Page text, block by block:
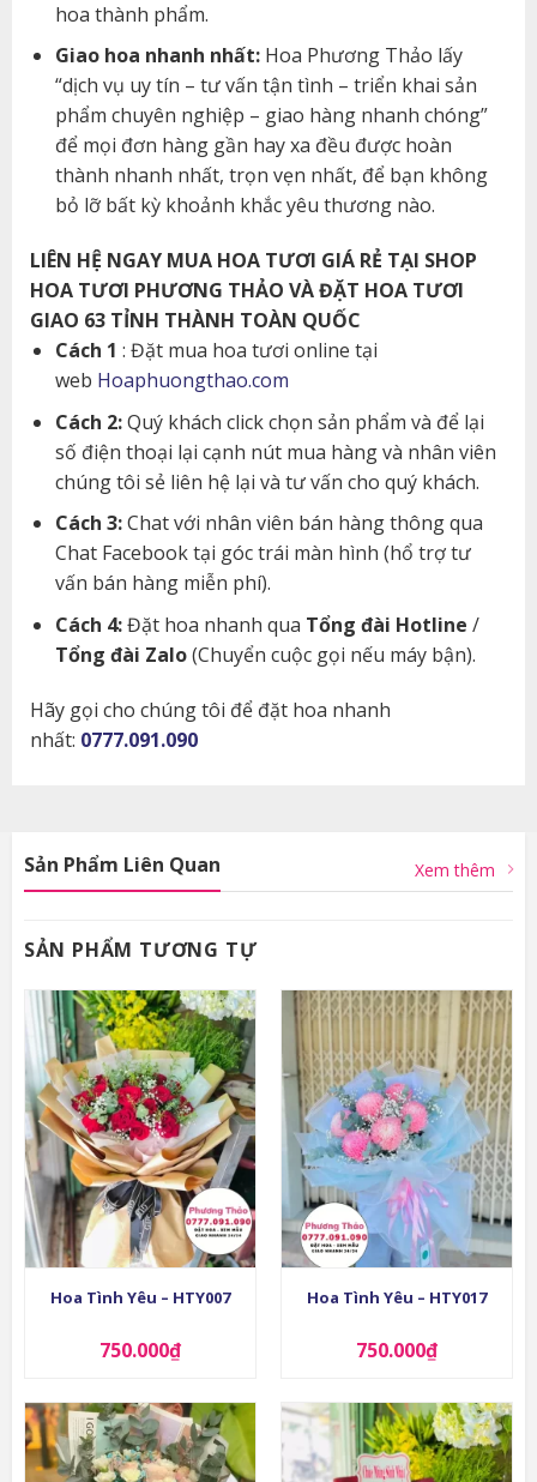
hoa thành phẩm.
Giao hoa nhanh nhất:Hoa Phương Thảo lấy
“dịch vụ uy tín – tư vấn tận tình – triển khai sản
phẩm chuyên nghiệp – giao hàng nhanh chóng”
để mọi đơn hàng gần hay xa đều được hoàn
thành nhanh nhất, trọn vẹn nhất, để bạn không
bỏ lỡ bất kỳ khoảnh khắc yêu thương nào.
LIÊN HỆ NGAY MUA HOA TƯƠI GIÁ RẺ TẠI SHOP
HOA TƯƠI PHƯƠNG THẢO VÀ ĐẶT HOA TƯƠI
GIAO 63 TỈNH THÀNH TOÀN QUỐC
Cách 1 : Đặt mua hoa tươi online tại
web Hoaphuongthao.com
Cách 2:Quý khách click chọn sản phẩm và để lại
số điện thoại lại cạnh nút mua hàng và nhân viên
chúng tôi sẻ liên hệ lại và tư vấn cho quý khách.
Cách 3:Chat với nhân viên bán hàng thông qua
Chat Facebook tại góc trái màn hình (hổ trợ tư
vấn bán hàng miễn phí).
Cách 4:Đặt hoa nhanh qua Tổng đài Hotline /
Tổng đài Zalo(Chuyển cuộc gọi nếu máy bận).
Hãy gọi cho chúng tôi để đặt hoa nhanh
nhất: 0777.091.090
Sản Phẩm Liên Quan Xem thêm
SẢN PHẨM TƯƠNG TỰ
Hoa Tình Yêu – HTY007
750.000₫
Hoa Tình Yêu – HTY017
750.000₫